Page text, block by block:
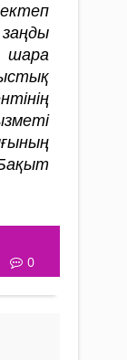
шара
0